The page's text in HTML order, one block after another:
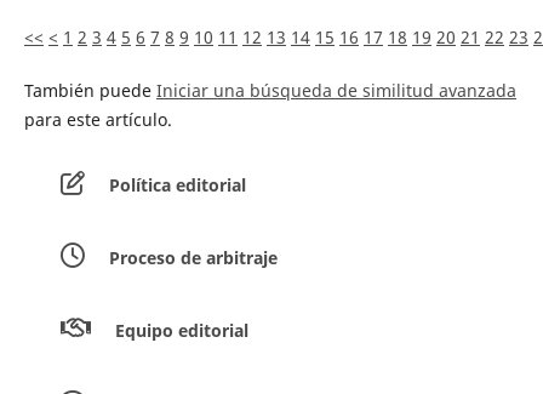
<< < 1 2 3 4 5 6 7 8 9 10 11 12 13 14 15 16 17 18 19 20 21 22 23
También puede Iniciar una búsqueda de similitud avanzada
para este artículo.
Política editorial
Proceso de arbitraje
Equipo editorial